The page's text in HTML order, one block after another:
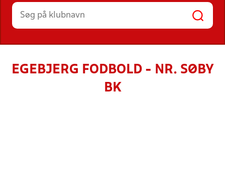
HOLD
EGEBJERG FODBOLD - NR. SØBY
BK